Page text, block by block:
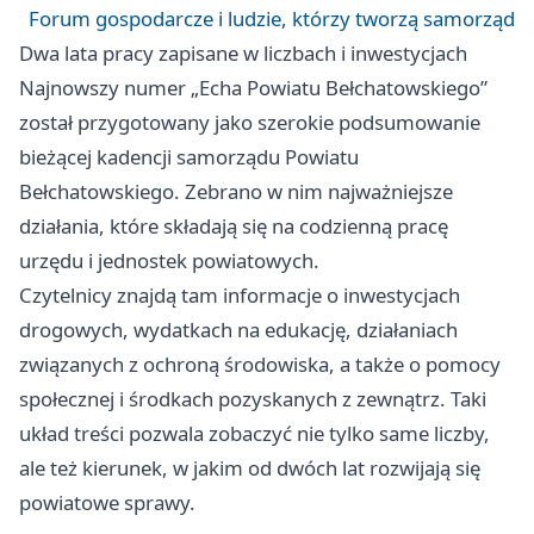
Forum gospodarcze i ludzie, którzy tworzą samorząd
Dwa lata pracy zapisane w liczbach i inwestycjach
Najnowszy numer „Echa Powiatu Bełchatowskiego”
został przygotowany jako szerokie podsumowanie
bieżącej kadencji samorządu Powiatu
Bełchatowskiego. Zebrano w nim najważniejsze
działania, które składają się na codzienną pracę
urzędu i jednostek powiatowych.
Czytelnicy znajdą tam informacje o inwestycjach
drogowych, wydatkach na edukację, działaniach
związanych z ochroną środowiska, a także o pomocy
społecznej i środkach pozyskanych z zewnątrz. Taki
układ treści pozwala zobaczyć nie tylko same liczby,
ale też kierunek, w jakim od dwóch lat rozwijają się
powiatowe sprawy.